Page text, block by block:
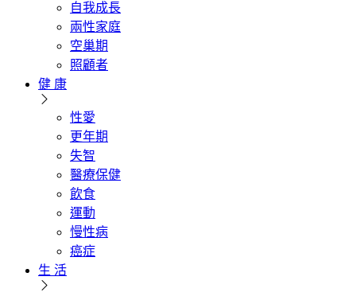
自我成長
兩性家庭
空巢期
照顧者
健 康
性愛
更年期
失智
醫療保健
飲食
運動
慢性病
癌症
生 活